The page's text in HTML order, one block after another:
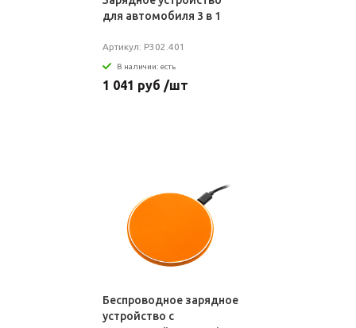
для автомобиля 3 в 1
Артикул: P302.401
В наличии: есть
1 041 руб /шт
Беспроводное зарядное
устройство с